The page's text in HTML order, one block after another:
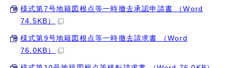
様式第7号地籍図根点等一時撤去承認申請書 （Word
74.5KB）
様式第9号地籍図根点等一時撤去請求書 （Word
76.0KB）